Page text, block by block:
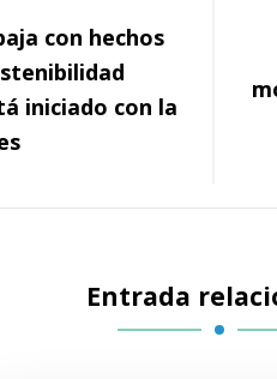
con hechos
iniciado con la
Entrada